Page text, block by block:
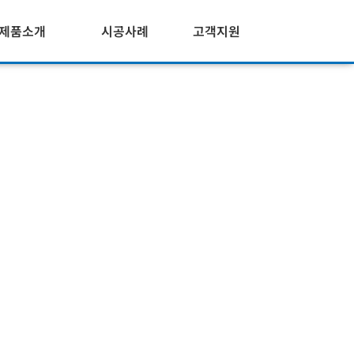
품소개 시공사례 고객지원